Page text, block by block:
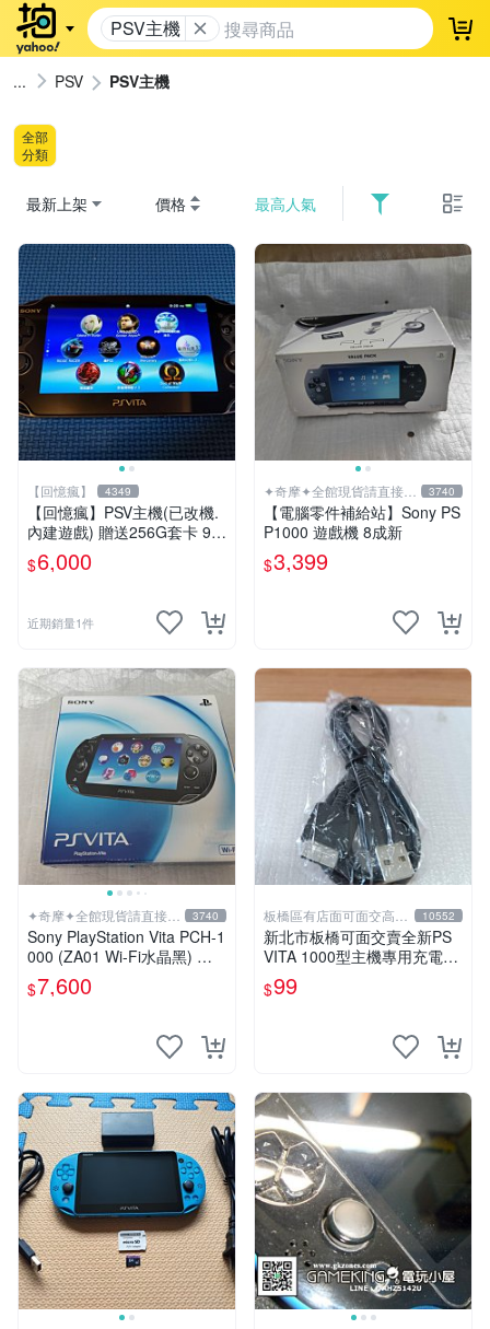
PSV主機 登
PSV PSV主機
全部
分類
最新上架 價格 最高人氣
【回憶瘋】 4349
【回憶瘋】PSV主機(已改機.
內建遊戲) 贈送256G套卡 9成
新 遊戲機 PSVITA
$6,000
近期銷量1件
✦奇摩✦全館現貨請直接下
標
3740
【電腦零件補給站】Sony PS
P1000 遊戲機 8成新
$3,399
✦奇摩✦全館現貨請直接下
標
3740
Sony PlayStation Vita PCH-1
000 (ZA01 Wi-Fi水晶黑) 掌
上遊戲機 5英吋多點觸控螢幕
$7,600
板橋區有店面可面交高價
回收電玩
10552
新北市板橋可面交賣全新PS
VITA 1000型主機專用充電
線....超便宜只賣99元
$99